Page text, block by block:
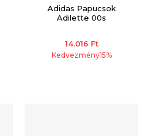
Adidas Papucsok
Adilette 00s
14.016 Ft
Kedvezmény15%